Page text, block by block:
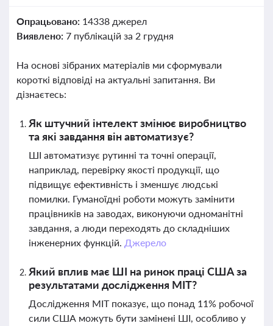
Опрацьовано: 14338 джерел
Виявлено: 7 публікацій за 2 грудня
На основі зібраних матеріалів ми сформували
короткі відповіді на актуальні запитання. Ви
дізнаєтесь:
Як штучний інтелект змінює виробництво
та які завдання він автоматизує?
ШІ автоматизує рутинні та точні операції,
наприклад, перевірку якості продукції, що
підвищує ефективність і зменшує людські
помилки. Гуманоїдні роботи можуть замінити
працівників на заводах, виконуючи одноманітні
завдання, а люди переходять до складніших
інженерних функцій. Джерело
Який вплив має ШІ на ринок праці США за
результатами дослідження MIT?
Дослідження MIT показує, що понад 11% робочої
сили США можуть бути замінені ШІ, особливо у